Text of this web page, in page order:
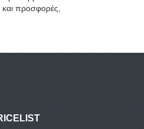
προσφορές,